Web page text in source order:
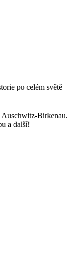
po celém světě
Auschwitz-Birkenau.
a další!